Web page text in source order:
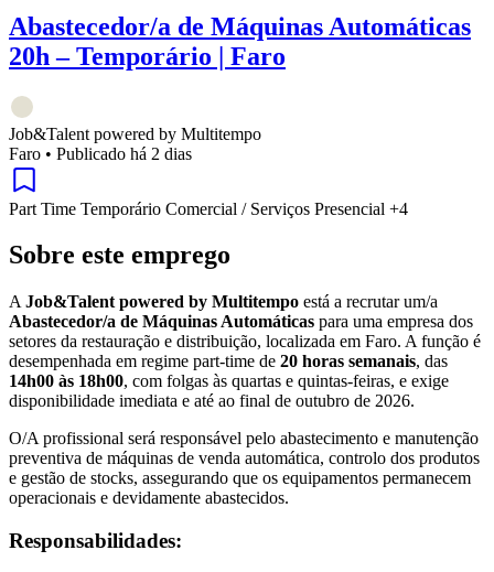
Abastecedor/a de Máquinas Automáticas
20h – Temporário | Faro
Job&Talent powered by Multitempo
Faro • Publicado há 2 dias
Part Time Temporário Comercial / Serviços Presencial +4
Sobre este emprego
A Job&Talent powered by Multitempo está a recrutar um/a
Abastecedor/a de Máquinas Automáticas para uma empresa dos
setores da restauração e distribuição, localizada em Faro. A função é
desempenhada em regime part-time de 20 horas semanais, das
14h00 às 18h00, com folgas às quartas e quintas-feiras, e exige
disponibilidade imediata e até ao final de outubro de 2026.
O/A profissional será responsável pelo abastecimento e manutenção
preventiva de máquinas de venda automática, controlo dos produtos
e gestão de stocks, assegurando que os equipamentos permanecem
operacionais e devidamente abastecidos.
Responsabilidades: